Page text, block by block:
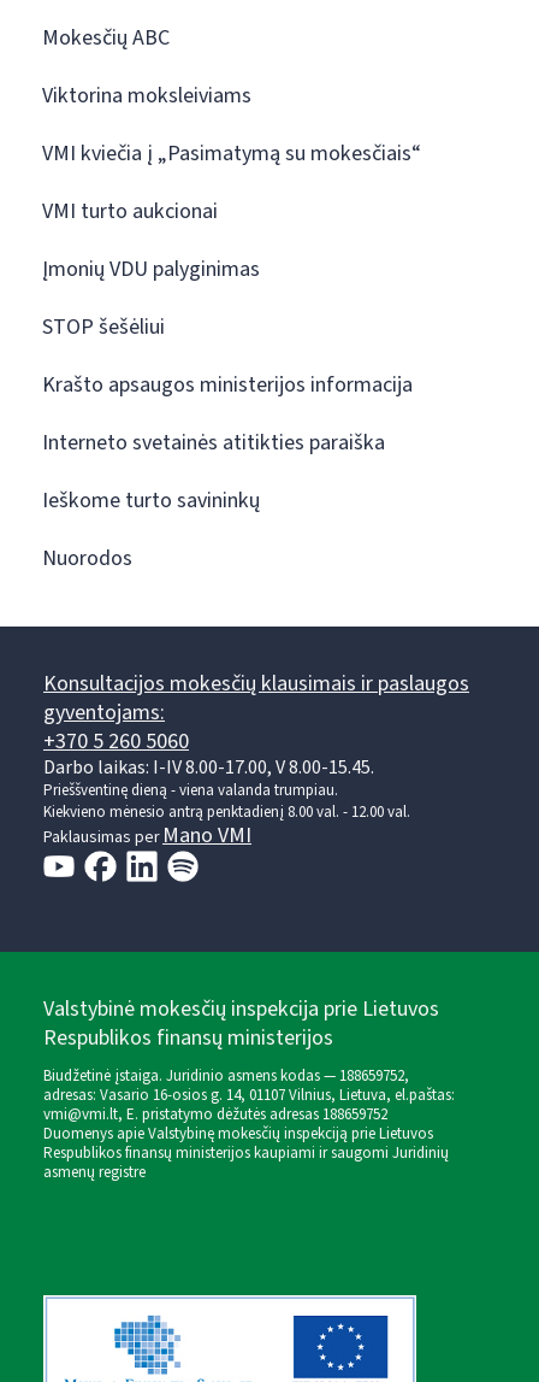
Mokesčių ABC
Viktorina moksleiviams
VMI kviečia į „Pasimatymą su mokesčiais“
VMI turto aukcionai
Įmonių VDU palyginimas
STOP šešėliui
Krašto apsaugos ministerijos informacija
Interneto svetainės atitikties paraiška
Ieškome turto savininkų
Nuorodos
Konsultacijos mokesčių klausimais ir paslaugos
gyventojams:
+370 5 260 5060
Darbo laikas: I-IV 8.00-17.00, V 8.00-15.45.
Prieššventinę dieną - viena valanda trumpiau.
Kiekvieno mėnesio antrą penktadienį 8.00 val. - 12.00 val.
Paklausimas perMano VMI
Valstybinė mokesčių inspekcija prie Lietuvos
Respublikos finansų ministerijos
Biudžetinė įstaiga. Juridinio asmens kodas — 188659752,
adresas: Vasario 16-osios g. 14, 01107 Vilnius, Lietuva, el.paštas:
vmi@vmi.lt, E. pristatymo dėžutės adresas 188659752
Duomenys apie Valstybinę mokesčių inspekciją prie Lietuvos
Respublikos finansų ministerijos kaupiami ir saugomi Juridinių
asmenų registre